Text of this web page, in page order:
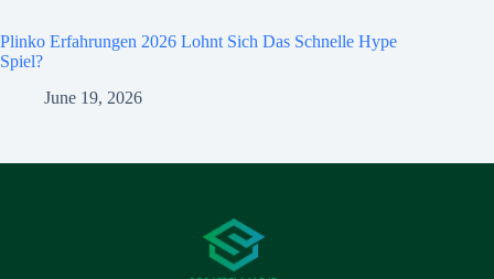
Plinko Erfahrungen 2026 Lohnt Sich Das Schnelle Hype
Spiel?
June 19, 2026